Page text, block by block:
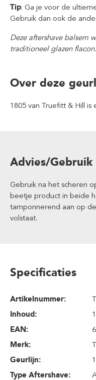
Tip: Ga je voor de
Gebruik dan ook de
Deze aftershave balsem
traditioneel glazen
Over deze
1805 van Truefitt & Hill
Advies/Gebruik
Gebruik na het scheren
beetje product in beide
tamponnerend aan op
volstaat.
Specificaties
Artikelnummer:
Inhoud:
EAN:
Merk:
Geurlijn:
Type Aftershave: